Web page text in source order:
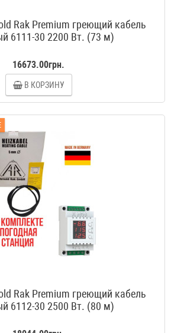
Rak Premium греющий кабель
6111-30 2200 Вт. (73 м)
16673.00грн.
В КОРЗИНУ
Rak Premium греющий кабель
6112-30 2500 Вт. (80 м)